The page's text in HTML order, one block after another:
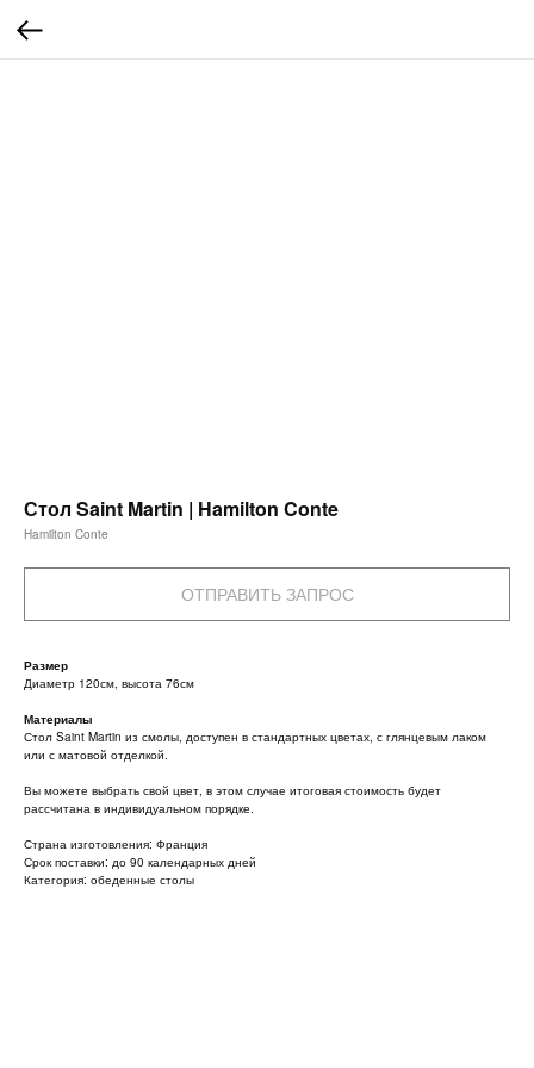
Стол Saint Martin | Hamilton Conte
Hamilton Conte
ОТПРАВИТЬ ЗАПРОС
Размер
Диаметр 120см, высота 76см
Материалы
Стол Saint Martin из смолы, доступен в стандартных цветах, с глянцевым лаком
или с матовой отделкой.
Вы можете выбрать свой цвет, в этом случае итоговая стоимость будет
рассчитана в индивидуальном порядке.
Страна изготовления: Франция
Срок поставки: до 90 календарных дней
Категория: обеденные столы